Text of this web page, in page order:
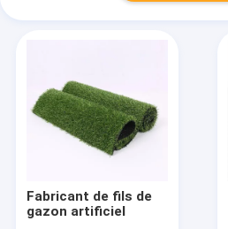
Fabricant de fils de
gazon artificiel